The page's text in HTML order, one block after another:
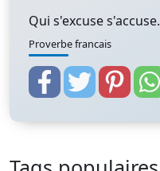
Qui s'excuse s'accuse.
Proverbe francais